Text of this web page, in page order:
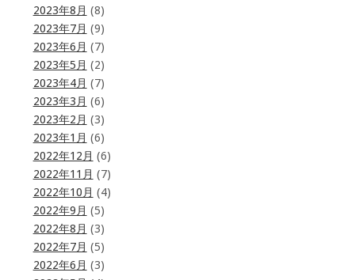
2023年8月 (8)
2023年7月 (9)
2023年6月 (7)
2023年5月 (2)
2023年4月 (7)
2023年3月 (6)
2023年2月 (3)
2023年1月 (6)
2022年12月 (6)
2022年11月 (7)
2022年10月 (4)
2022年9月 (5)
2022年8月 (3)
2022年7月 (5)
2022年6月 (3)